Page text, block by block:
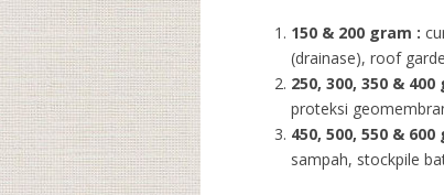
150 & 200 gram :
(drainase), roof
250, 300, 350 & 400
proteksi
450, 500, 550 & 600
sampah, stockpile